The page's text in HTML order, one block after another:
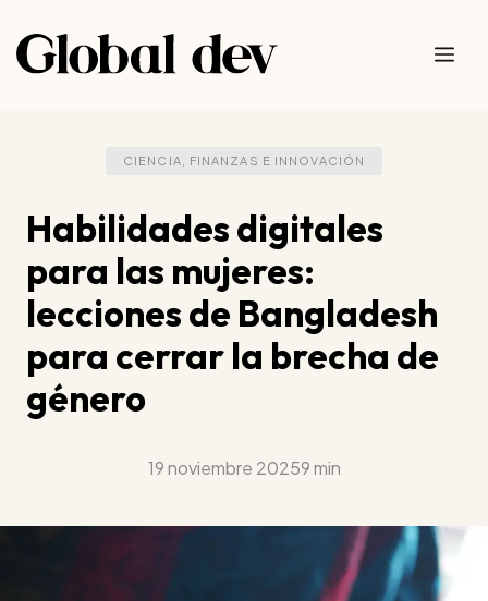
contenido
CIENCIA, FINANZAS E INNOVACIÓN
Habilidades digitales
para las mujeres:
lecciones de Bangladesh
para cerrar la brecha de
género
19 noviembre 20259 min